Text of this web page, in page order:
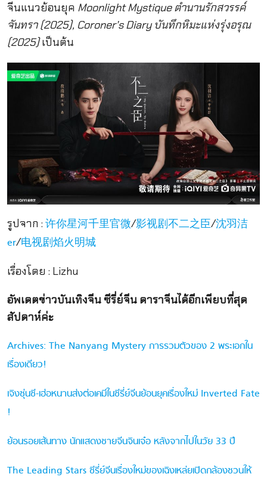
จีนแนวย้อนยุค Moonlight Mystique ตำนานรักสวรรค์
จันทรา (2025), Coroner’s Diary บันทึกหิมะแห่งรุ่งอรุณ
(2025)เป็นต้น
รูปจาก : 许你星河千里官微/影视剧不二之臣/沈羽洁
er/电视剧焰火明城
เรื่องโดย : Lizhu
อัพเดตข่าวบันเทิงจีน ซีรี่ย์จีน ดาราจีนได้อีกเพียบที่สุด
สัปดาห์ค่ะ
Archives: The Nanyang Mystery การรวมตัวของ 2 พระเอกใน
เรื่องเดียว!
เจิงซุ่นซี-เฮ่อหนานส่งต่อเคมีในซีรี่ย์จีนย้อนยุคเรื่องใหม่ Inverted Fate
!
ย้อนรอยเส้นทาง นักแสดงชายจีนจินเจ๋อ หลังจากไปในวัย 33 ปี
The Leading Stars ซีรี่ย์จีนเรื่องใหม่ของเฉิงเหล่ยเปิดกล้องชวนให้